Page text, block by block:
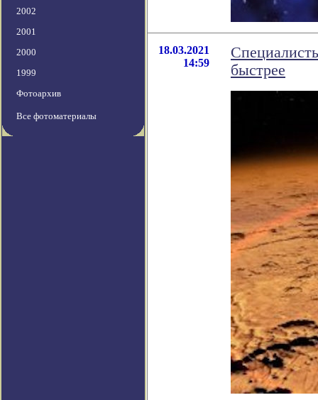
2002
2001
2000
1999
Фотоархив
Все фотоматериалы
18.03.2021
14:59
быстрее